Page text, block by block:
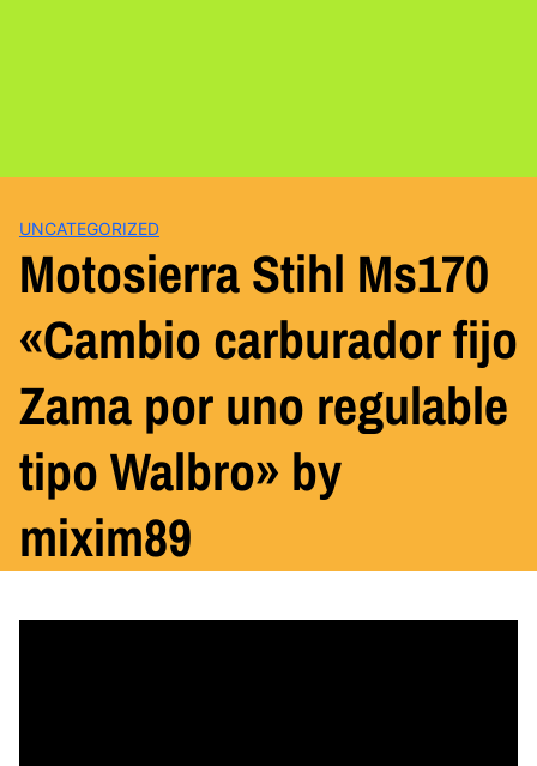
UNCATEGORIZED
Motosierra Stihl Ms170
«Cambio carburador fijo
Zama por uno regulable
tipo Walbro» by
mixim89